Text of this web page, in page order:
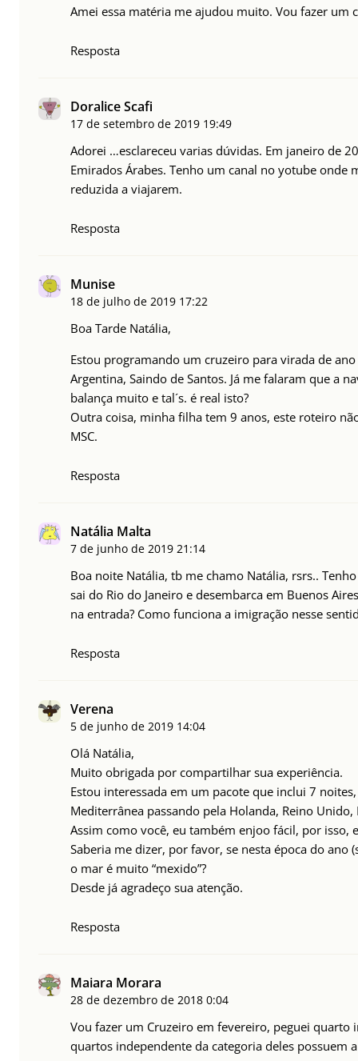
Amei essa matéria me ajudou muito. Vou fazer um
Resposta
Doralice Scafi
17 de setembro de 2019 19:49
Adorei …esclareceu varias dúvidas. Em janeiro de
Emirados Árabes. Tenho um canal no yotube
reduzida a viajarem.
Resposta
Munise
18 de julho de 2019 17:22
Boa Tarde Natália,
Estou programando um cruzeiro para virada de
Argentina, Saindo de Santos. Já me falaram que a
balança muito e tal´s. é real isto?
Outra coisa, minha filha tem 9 anos, este roteiro
MSC.
Resposta
Natália Malta
7 de junho de 2019 21:14
Boa noite Natália, tb me chamo Natália, rsrs..
sai do Rio do Janeiro e desembarca em Buenos
na entrada? Como funciona a imigração nesse
Resposta
Verena
5 de junho de 2019 14:04
Olá Natália,
Muito obrigada por compartilhar sua experiência.
Estou interessada em um pacote que inclui 7
Mediterrânea passando pela Holanda, Reino Unido,
Assim como você, eu também enjoo fácil, por isso,
Saberia me dizer, por favor, se nesta época do ano
o mar é muito “mexido”?
Desde já agradeço sua atenção.
Resposta
Maiara Morara
28 de dezembro de 2018 0:04
Vou fazer um Cruzeiro em fevereiro, peguei quarto
quartos independente da categoria deles possuem